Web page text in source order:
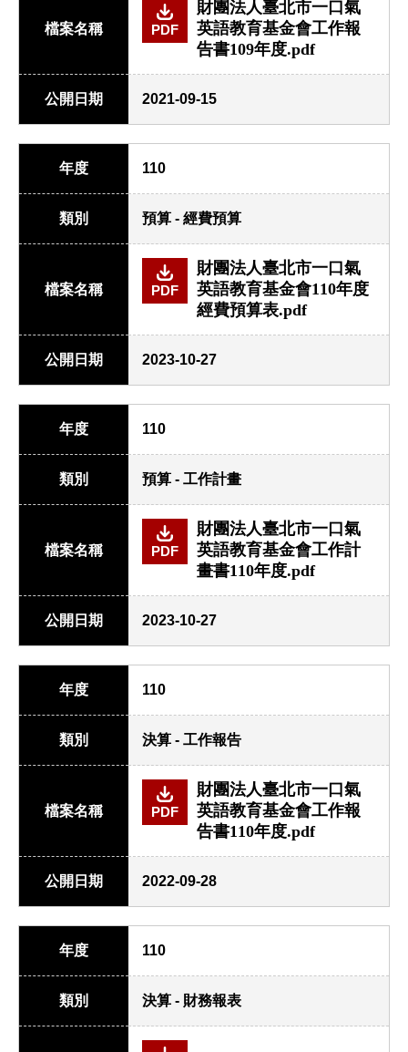
檔案名稱 PDF
財團法人臺北市一口氣
英語教育基金會工作報
告書109年度.pdf
公開日期 2021-09-15
年度 110
類別 預算 - 經費預算
檔案名稱 PDF
財團法人臺北市一口氣
英語教育基金會110年度
經費預算表.pdf
公開日期 2023-10-27
年度 110
類別 預算 - 工作計畫
檔案名稱 PDF
財團法人臺北市一口氣
英語教育基金會工作計
畫書110年度.pdf
公開日期 2023-10-27
年度 110
類別 決算 - 工作報告
檔案名稱 PDF
財團法人臺北市一口氣
英語教育基金會工作報
告書110年度.pdf
公開日期 2022-09-28
年度 110
類別 決算 - 財務報表